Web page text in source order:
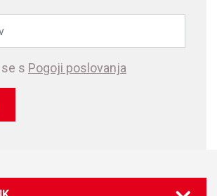
s Pogoji poslovanja